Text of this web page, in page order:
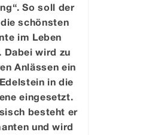
So soll der
schönsten
im Leben
Dabei wird zu
Anlässen ein
in die
eingesetzt.
besteht er
und wird